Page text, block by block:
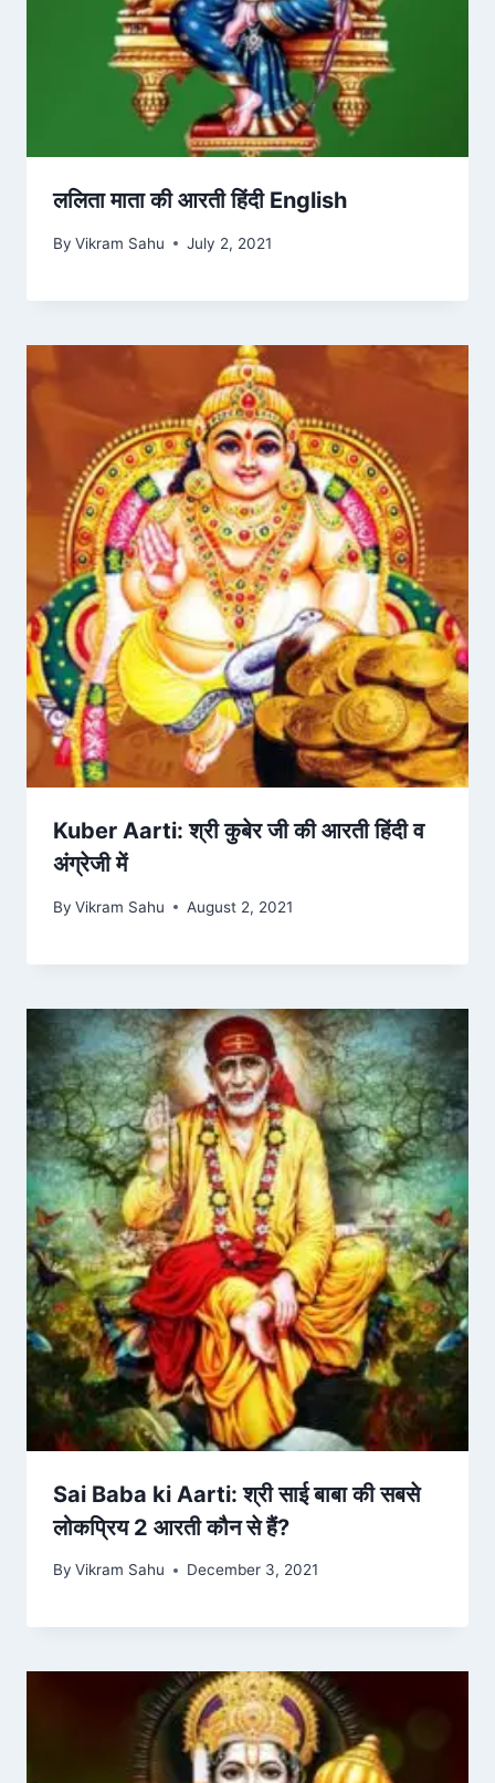
ललिता माता की आरती हिंदी English
By Vikram Sahu July 2, 2021
Kuber Aarti: श्री कुबेर जी की आरती हिंदी व
अंग्रेजी में
By Vikram Sahu August 2, 2021
Sai Baba ki Aarti: श्री साई बाबा की सबसे
लोकप्रिय 2 आरती कौन से हैं?
By Vikram Sahu December 3, 2021